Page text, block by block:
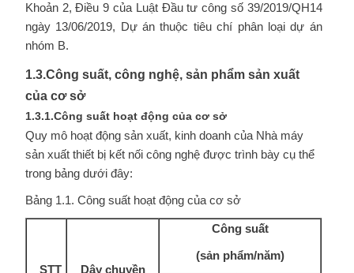
Khoản 2, Điều 9 của Luật Đầu tư công số 39/2019/QH14
ngày 13/06/2019, Dự án thuộc tiêu chí phân loại dự án
nhóm B.
1.3.Công suất, công nghệ, sản phẩm sản xuất
của cơ sở
1.3.1.Công suất hoạt động của cơ sở
Quy mô hoạt động sản xuất, kinh doanh của Nhà máy
sản xuất thiết bị kết nối công nghệ được trình bày cụ thể
trong bảng dưới đây:
Bảng 1.1. Công suất hoạt động của cơ sở
STT Dây chuyền
Công suất
(sản phẩm/năm)